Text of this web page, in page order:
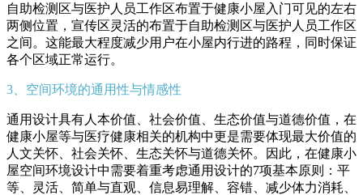
自助检测区与医护人员工作区布置于健康小屋入门可见的左右
两侧位置，宣传区灵活的布置于自助检测区与医护人员工作区
之间。这能最大程度减少用户在小屋内行进的路程，同时保证
各个区域正常运行。
3、空间环境的通用性与情感性
通用设计具有人本价值、社会价值、生态价值与道德价值，在
健康小屋等与医疗健康相关的机构中更是需要体现最大价值的
人文关怀、社会关怀、生态关怀与道德关怀。因此，在健康小
屋空间环境设计中需要着重考虑通用设计的7项基本原则：平
等、灵活、简单与直观、信息易理解、容错、减少体力消耗、